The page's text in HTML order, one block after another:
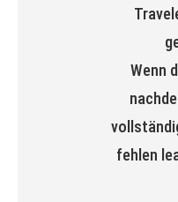
Wenn
fehlen